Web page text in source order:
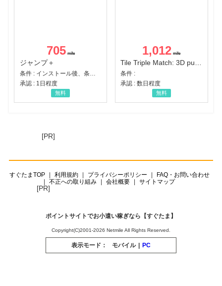
705
ジャンプ＋
承認 : 1日程度
無料
1,012
条件 :
承認 : 数日程度
無料
[PR]
すぐたまTOP 利用規約 プライバシーポリシー
FAQ・お問い合わせ
不正への取り組み
会社概要 サイトマップ
[PR]
ポイントサイトでお小遣い稼ぎなら【すぐたま】
Copyright(C)2001-2026 Netmile All Rights Reserved.
表示モード： モバイル | PC